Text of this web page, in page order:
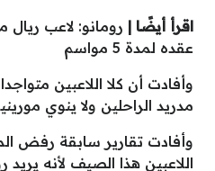
اقرأ أيضًا | رومانو: لاعب
عقده لمدة 5 مواسم
وأفادت أن كلا اللاعبين
مدريد الراحلين ولا ينوي
وأفادت تقارير سابقة رفض
اللاعبين هذا الصيف لأنه يريد